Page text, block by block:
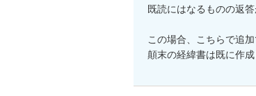
既読にはなるものの返答
この場合、こちらで追
顛末の経緯書は既に作成